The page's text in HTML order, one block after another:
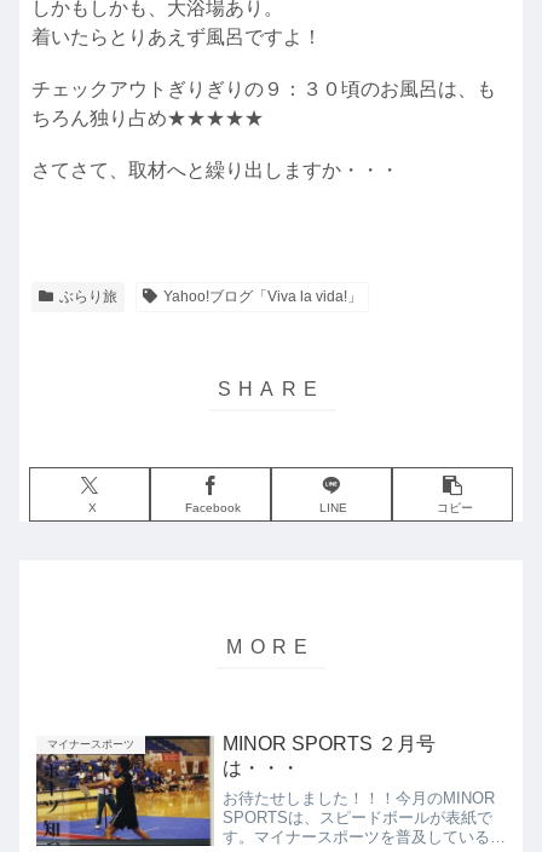
しかもしかも、大浴場あり。
着いたらとりあえず風呂ですよ！
チェックアウトぎりぎりの９：３０頃のお風呂は、も
ちろん独り占め★★★★★
さてさて、取材へと繰り出しますか・・・
ぶらり旅 Yahoo!ブログ「Viva la vida!」
X Facebook LINE コピー
マイナースポーツ
MINOR SPORTS ２月号
は・・・
お待たせしました！！！今月のMINOR
SPORTSは、スピードボールが表紙で
す。マイナースポーツを普及している大